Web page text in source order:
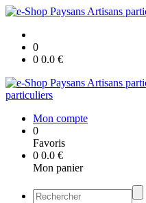
0
0 0.0 €
particuliers
Mon compte
0
Favoris
0 0.0 €
Mon panier